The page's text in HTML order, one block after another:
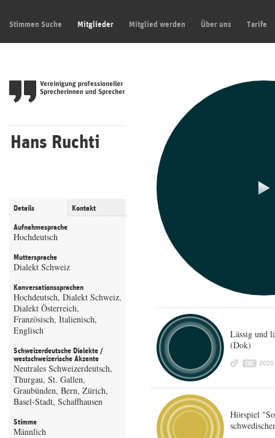
Stimmen Suche Mitglieder Mitglied werden Über uns Tarife
Hans Ruchti
Details Kontakt
Aufnahmesprache
Hochdeutsch
Muttersprache
Dialekt Schweiz
Konversationssprachen
Hochdeutsch, Dialekt Schweiz,
Dialekt Österreich,
Französisch, Italienisch,
Englisch
Schweizerdeutsche Dialekte /
westschweizerische Akzente
Neutrales Schweizerdeutsch,
Thurgau, St. Gallen,
Graubünden, Bern, Zürich,
Basel-Stadt, Schaffhausen
Stimme
Männlich
Lässig und
(Dok)
DE 2020
Hörspiel